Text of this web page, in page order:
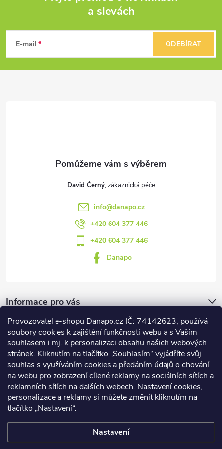
Provozovatel e-shopu Danapo.cz IČ: 74142623, používá
soubory cookies k zajištění funkčnosti webu a s Vaším
souhlasem i mj. k personalizaci obsahu našich webových
stránek. Kliknutím na tlačítko „Souhlasím“ vyjádříte svůj
souhlas s využíváním cookies a předáním údajů o chování
na webu pro zobrazení cílené reklamy na sociálních sítích a
reklamních sítích na dalších webech. Nastavení cookies,
personalizace a reklamy si můžete změnit kliknutím na
tlačítko „Nastavení“.
Nastavení
p
a slevách
E-mail ODEBÍRAT
David Černý
info@danapo.cz
+420 604 377 446
+420 604 377 446
Danapo
Informace pro vás
Dotazník
Co upřednosťnujete?
Počet hlasů:437
Facebook